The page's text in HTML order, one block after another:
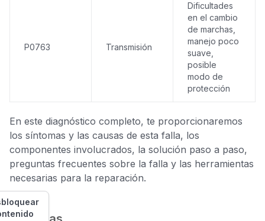
P0763 Transmisión
Dificultades
en el cambio
de marchas,
manejo poco
suave,
posible
modo de
protección
En este diagnóstico completo, te proporcionaremos
los síntomas y las causas de esta falla, los
componentes involucrados, la solución paso a paso,
preguntas frecuentes sobre la falla y las herramientas
necesarias para la reparación.